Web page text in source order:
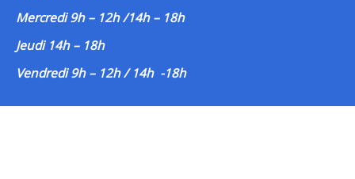
Mercredi 9h – 12h /14h – 18h
Jeudi 14h – 18h
Vendredi 9h – 12h / 14h -18h